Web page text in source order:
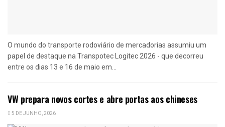
O mundo do transporte rodoviário de mercadorias assumiu um
papel de destaque na Transpotec Logitec 2026 - que decorreu
entre os dias 13 e 16 de maio em...
VW prepara novos cortes e abre portas aos chineses
5 DE JUNHO, 2026